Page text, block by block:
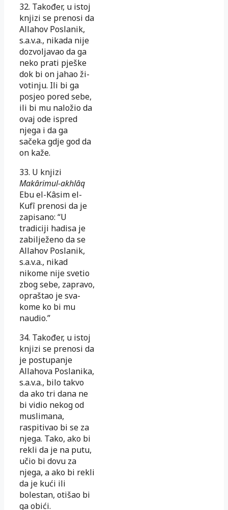
32. Također, u istoj
knjizi se prenosi da
Allahov Poslanik,
s.a.v.a., ni­ka­da nije
dozvoljavao da ga
neko prati pješke
dok bi on jahao ži­
vo­tinju. Ili bi ga
posjeo pored sebe,
ili bi mu naložio da
ovaj ode is­pred
njega i da ga
sačeka gdje god da
on kaže.
33. U knjizi
Makârimul-akhlâq
Ebu el-Kâsim el-
Kufî prenosi da je
za­pi­sano: “U
tradiciji hadisa je
zabilježeno da se
Allahov Poslanik,
s.a.v.a., nikad
nikome nije svetio
zbog sebe, zapravo,
opraštao je sva­
kome ko bi mu
naudio.”
34. Također, u istoj
knjizi se prenosi da
je postupanje
Allahova Posla­ni­ka,
s.a.v.a., bilo takvo
da ako tri dana ne
bi vidio nekog od
mu­sli­ma­na,
raspitivao bi se za
njega. Tako, ako bi
rekli da je na putu,
učio bi dovu za
njega, a ako bi rekli
da je kući ili
bolestan, otišao bi
ga obi­ći.